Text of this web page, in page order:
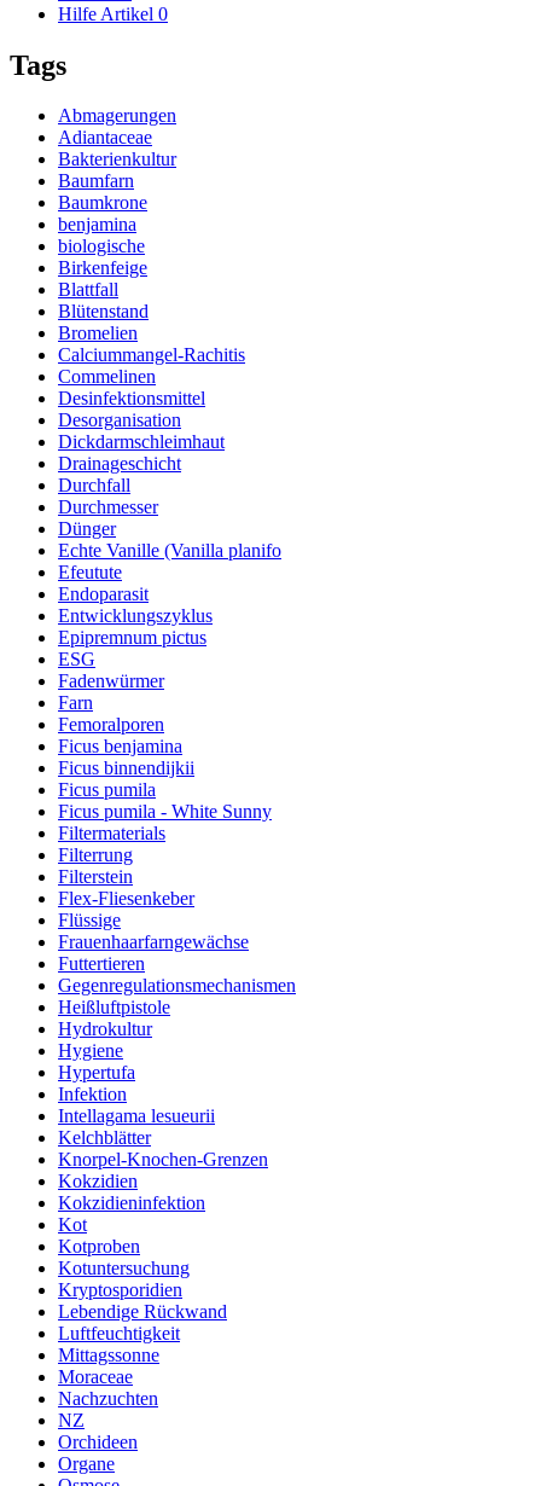
Hilfe Artikel 0
Tags
Abmagerungen
Adiantaceae
Bakterienkultur
Baumfarn
Baumkrone
benjamina
biologische
Birkenfeige
Blattfall
Blütenstand
Bromelien
Calciummangel-Rachitis
Commelinen
Desinfektionsmittel
Desorganisation
Dickdarmschleimhaut
Drainageschicht
Durchfall
Durchmesser
Dünger
Echte Vanille (Vanilla planifo
Efeutute
Endoparasit
Entwicklungszyklus
Epipremnum pictus
ESG
Fadenwürmer
Farn
Femoralporen
Ficus benjamina
Ficus binnendijkii
Ficus pumila
Ficus pumila - White Sunny
Filtermaterials
Filterrung
Filterstein
Flex-Fliesenkeber
Flüssige
Frauenhaarfarngewächse
Futtertieren
Gegenregulationsmechanismen
Heißluftpistole
Hydrokultur
Hygiene
Hypertufa
Infektion
Intellagama lesueurii
Kelchblätter
Knorpel-Knochen-Grenzen
Kokzidien
Kokzidieninfektion
Kot
Kotproben
Kotuntersuchung
Kryptosporidien
Lebendige Rückwand
Luftfeuchtigkeit
Mittagssonne
Moraceae
Nachzuchten
NZ
Orchideen
Organe